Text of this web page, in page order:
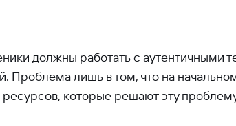
должны работать с аутентичными
лишь в том, что на
которые решают эту